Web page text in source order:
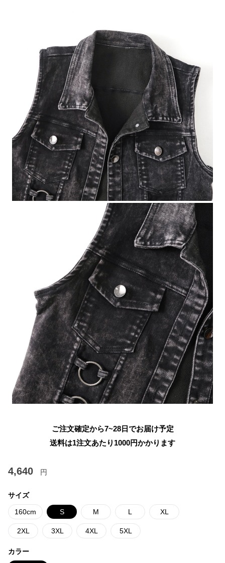
ご注文確定から7~28日でお届け予定
送料は1注文あたり 1000円かかります
4,640 円
サイズ
160cm S M L XL
2XL 3XL 4XL 5XL
カラー